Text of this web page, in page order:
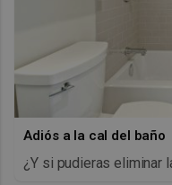
Adiós a la cal del baño
¿Y si pudieras eliminar